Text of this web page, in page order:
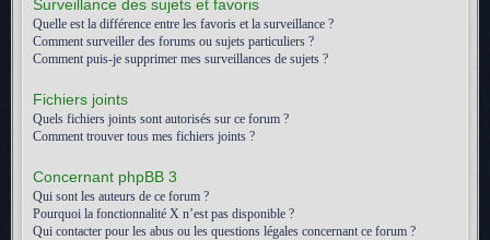
Surveillance des sujets et favoris
Quelle est la différence entre les favoris et la surveillance ?
Comment surveiller des forums ou sujets particuliers ?
Comment puis-je supprimer mes surveillances de sujets ?
Fichiers joints
Quels fichiers joints sont autorisés sur ce forum ?
Comment trouver tous mes fichiers joints ?
Concernant phpBB 3
Qui sont les auteurs de ce forum ?
Pourquoi la fonctionnalité X n’est pas disponible ?
Qui contacter pour les abus ou les questions légales concernant ce forum ?